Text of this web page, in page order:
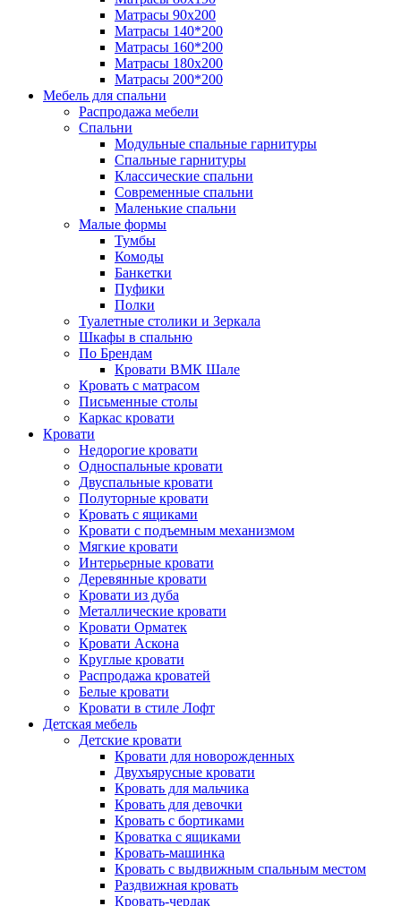
Матрасы 90x200
Матрасы 140*200
Матрасы 160*200
Матрасы 180x200
Матрасы 200*200
Мебель для спальни
Распродажа мебели
Спальни
Модульные спальные гарнитуры
Спальные гарнитуры
Классические спальни
Современные спальни
Маленькие спальни
Малые формы
Тумбы
Комоды
Банкетки
Пуфики
Полки
Туалетные столики и Зеркала
Шкафы в спальню
По Брендам
Кровати ВМК Шале
Кровать с матрасом
Письменные столы
Каркас кровати
Кровати
Недорогие кровати
Односпальные кровати
Двуспальные кровати
Полуторные кровати
Кровать с ящиками
Кровати с подъемным механизмом
Мягкие кровати
Интерьерные кровати
Деревянные кровати
Кровати из дуба
Металлические кровати
Кровати Орматек
Кровати Аскона
Круглые кровати
Распродажа кроватей
Белые кровати
Кровати в стиле Лофт
Детская мебель
Детские кровати
Кровати для новорожденных
Двухъярусные кровати
Кровать для мальчика
Кровать для девочки
Кровать с бортиками
Кроватка с ящиками
Кровать-машинка
Кровать с выдвижным спальным местом
Раздвижная кровать
Кровать-чердак